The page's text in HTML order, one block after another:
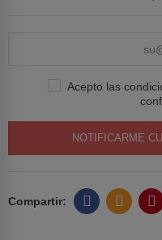
Acepto las
NOTIFICARME